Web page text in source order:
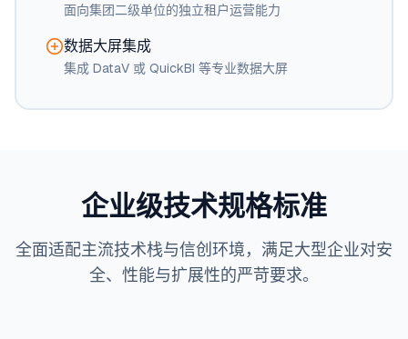
面向集团二级单位的独立租户运营能力
数据大屏集成
集成 DataV 或 QuickBI 等专业数据大屏
企业级技术规格标准
全面适配主流技术栈与信创环境，满足大型企业对安
全、性能与扩展性的严苛要求。